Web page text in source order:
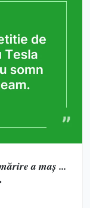
a maș ...